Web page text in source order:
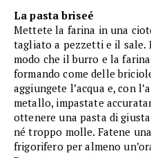
La pasta briseé
Mettete la farina in una
tagliato a pezzetti e il sale.
modo che il burro e la
formando come delle
aggiungete l’acqua e, con
metallo, impastate
ottenere una pasta di
né troppo molle. Fatene
frigorifero per almeno